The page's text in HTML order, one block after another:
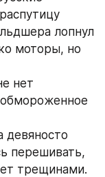
лопнул
моторы, но
нет
обмороженное
девяносто
перешивать,
трещинами.